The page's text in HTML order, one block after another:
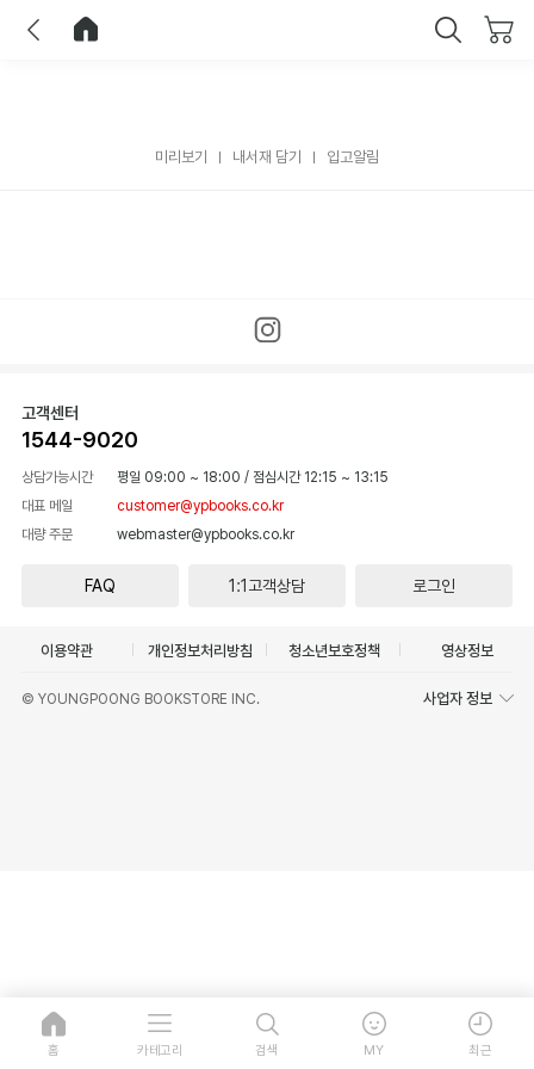
미리보기 내서재 담기 입고알림
고객센터
1544-9020
상담가능시간 평일 09:00 ~ 18:00 / 점심시간 12:15 ~ 13:15
대표 메일
customer@ypbooks.co.kr
대량 주문
webmaster@ypbooks.co.kr
FAQ 1:1고객상담 로그인
이용약관 개인정보처리방침 청소년보호정책 영상정보
© YOUNGPOONG BOOKSTORE INC. 사업자 정보
홈 카테고리 검색 MY 최근